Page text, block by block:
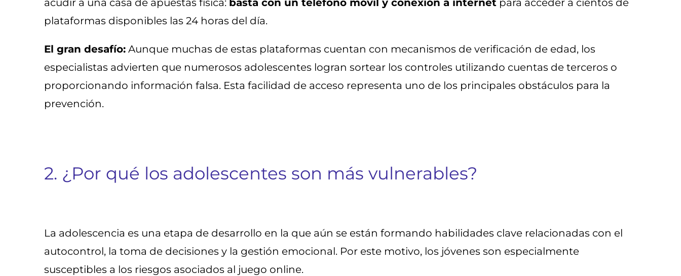
plataformas disponibles las 24 horas del día.
El gran desafío: Aunque muchas de estas plataformas cuentan con mecanismos de verificación de edad, los
especialistas advierten que numerosos adolescentes logran sortear los controles utilizando cuentas de terceros o
proporcionando información falsa. Esta facilidad de acceso representa uno de los principales obstáculos para la
prevención.
2. ¿Por qué los adolescentes son más vulnerables?
La adolescencia es una etapa de desarrollo en la que aún se están formando habilidades clave relacionadas con el
autocontrol, la toma de decisiones y la gestión emocional. Por este motivo, los jóvenes son especialmente
susceptibles a los riesgos asociados al juego online.